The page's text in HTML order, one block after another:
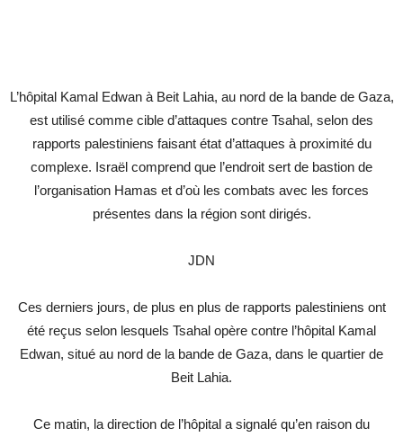
L’hôpital Kamal Edwan à Beit Lahia, au nord de la bande de Gaza,
est utilisé comme cible d’attaques contre Tsahal, selon des
rapports palestiniens faisant état d’attaques à proximité du
complexe. Israël comprend que l’endroit sert de bastion de
l’organisation Hamas et d’où les combats avec les forces
présentes dans la région sont dirigés.
JDN
Ces derniers jours, de plus en plus de rapports palestiniens ont
été reçus selon lesquels Tsahal opère contre l’hôpital Kamal
Edwan, situé au nord de la bande de Gaza, dans le quartier de
Beit Lahia.
Ce matin, la direction de l’hôpital a signalé qu’en raison du